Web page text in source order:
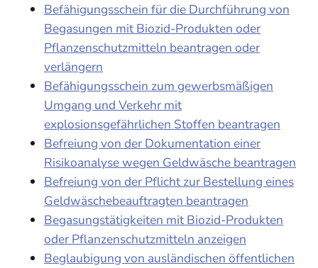
Befähigungsschein für die Durchführung von
Begasungen mit Biozid-Produkten oder
Pflanzenschutzmitteln beantragen oder
verlängern
Befähigungsschein zum gewerbsmäßigen
Umgang und Verkehr mit
explosionsgefährlichen Stoffen beantragen
Befreiung von der Dokumentation einer
Risikoanalyse wegen Geldwäsche beantragen
Befreiung von der Pflicht zur Bestellung eines
Geldwäschebeauftragten beantragen
Begasungstätigkeiten mit Biozid-Produkten
oder Pflanzenschutzmitteln anzeigen
Beglaubigung von ausländischen öffentlichen